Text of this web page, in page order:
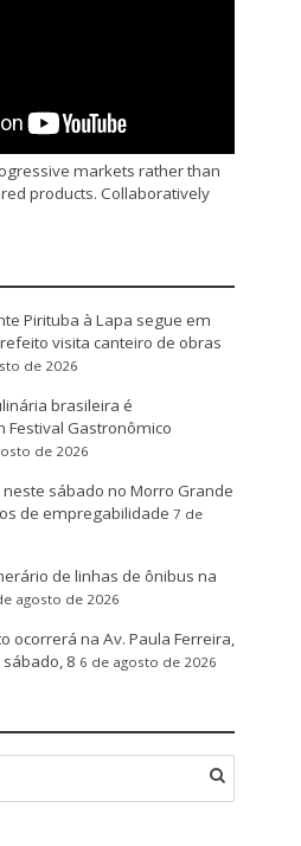
markets rather than
products. Collaboratively
Pirituba à Lapa segue em
visita canteiro de obras
de 2026
brasileira é
Gastronômico
de 2026
sábado no Morro Grande
de empregabilidade 7 de
de linhas de ônibus na
agosto de 2026
ocorrerá na Av. Paula Ferreira,
8 6 de agosto de 2026